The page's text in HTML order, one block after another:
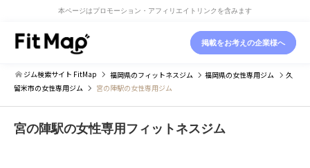
本ページはプロモーション・アフィリエイトリンクを含みます
掲載をお考えの企業様へ
ジム検索サイト FitMap 福岡県のフィットネスジム 福岡県の女性専用ジム
久
留米市の女性専用ジム 宮の陣駅の女性専用ジム
宮の陣駅の女性専用フィットネスジム